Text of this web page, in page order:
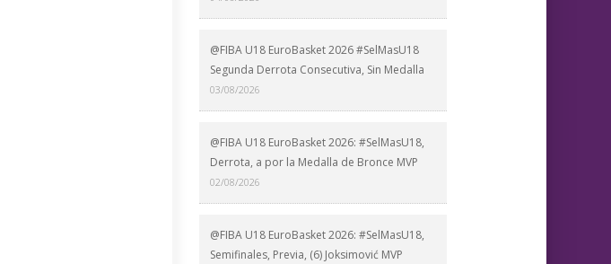
@FIBA U18 EuroBasket 2026 #SelMasU18
Segunda Derrota Consecutiva, Sin Medalla
03/08/2026
@FIBA U18 EuroBasket 2026: #SelMasU18,
Derrota, a por la Medalla de Bronce MVP
02/08/2026
@FIBA U18 EuroBasket 2026: #SelMasU18,
Semifinales, Previa, (6) Joksimović MVP